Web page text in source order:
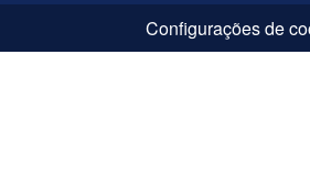
Configurações de